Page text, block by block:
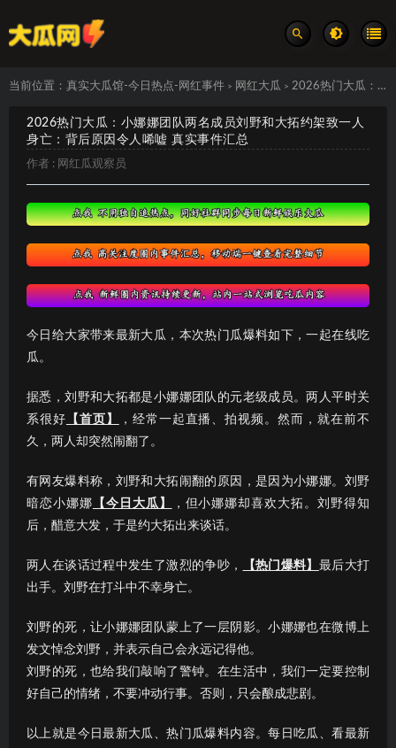
当前位置： 真实大瓜馆-今日热点-网红事件 > 网红大瓜 > 2026热门大瓜：小娜娜团队两名成员刘野和大拓约架致一人身亡：背后原因令人唏嘘 真实事件汇总
2026热门大瓜：小娜娜团队两名成员刘野和大拓约架致一人
身亡：背后原因令人唏嘘 真实事件汇总
作者 : 网红瓜观察员
今日给大家带来最新大瓜，本次热门瓜爆料如下，一起在线吃
瓜。
据悉，刘野和大拓都是小娜娜团队的元老级成员。两人平时关
系很好 【首页】
，经常一起直播、拍视频。然而，就在前不
久，两人却突然闹翻了。
有网友爆料称，刘野和大拓闹翻的原因，是因为小娜娜。刘野
暗恋小娜娜 【今日大瓜】
，但小娜娜却喜欢大拓。刘野得知
后，醋意大发，于是约大拓出来谈话。
两人在谈话过程中发生了激烈的争吵， 【热门爆料】 最后大打
出手。刘野在打斗中不幸身亡。
刘野的死，让小娜娜团队蒙上了一层阴影。小娜娜也在微博上
发文悼念刘野，并表示自己会永远记得他。
刘野的死，也给我们敲响了警钟。在生活中，我们一定要控制
好自己的情绪，不要冲动行事。否则，只会酿成悲剧。
以上就是今日最新大瓜、热门瓜爆料内容。每日吃瓜、看最新